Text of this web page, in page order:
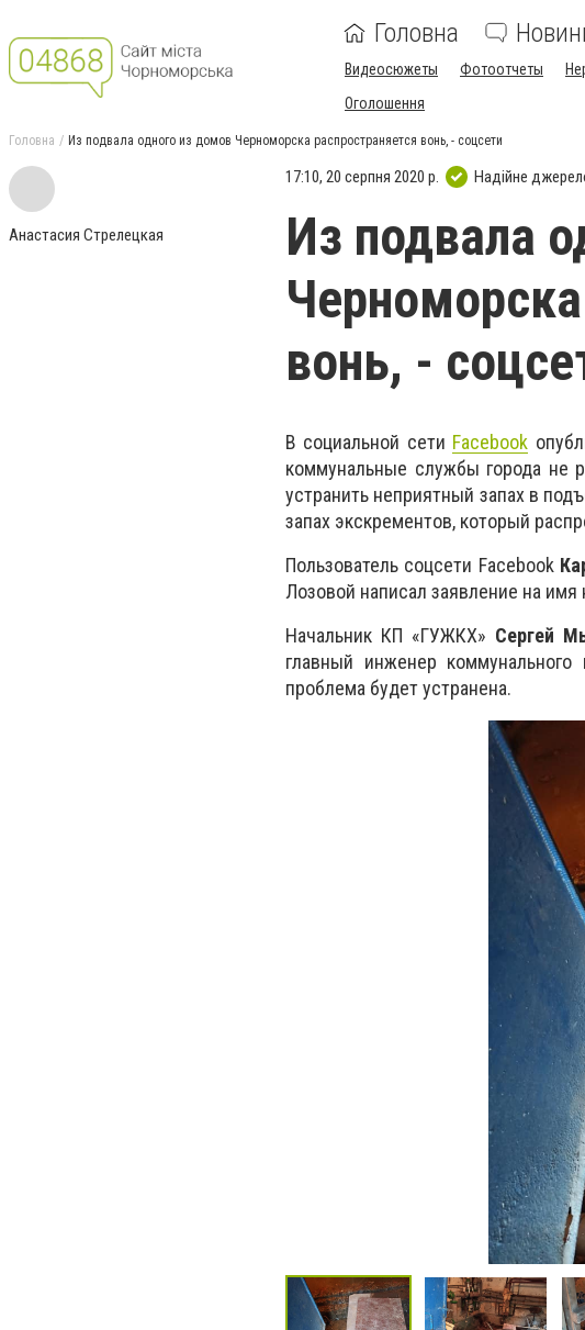
Головна
Видеосюжеты Фотоотчеты
Оголошення
Головна Из подвала одного из домов Черноморска распространяется вонь, - соцсети
Анастасия Стрелецкая
17:10, 20 серпня 2020 р. Надійне
Из подвала
вонь, -
В социальной сети Facebook
коммунальные службы города не
устранить неприятный запах в
запах экскрементов, который
Пользователь соцсети Facebook
Лозовой написал заявление на
Начальник КП «ГУЖКХ» Сергей
главный инженер
проблема будет устранена.